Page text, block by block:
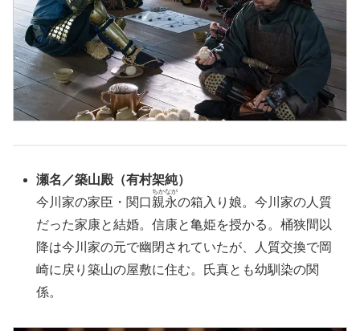
瀬名／築山殿（有村架純）
今川家の家臣・関口親永
ちかなが
の箱入り娘。今川家の人質
だった家康と結婚。信康と亀姫を授かる。桶狭間以
降は今川家の元で幽閉されていたが、人質交換で岡
崎に戻り築山の屋敷に住む。氏真とも幼馴染の関
係。